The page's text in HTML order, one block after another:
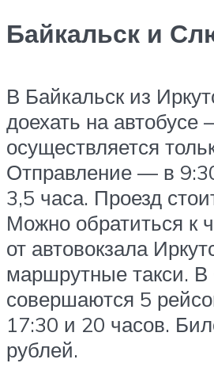
Байкальск и
В Байкальск из
доехать на автобусе
осуществляется
Отправление — в
3,5 часа. Проезд
Можно обратиться к
от автовокзала
маршрутные такси.
совершаются 5
17:30 и 20 часов.
рублей.